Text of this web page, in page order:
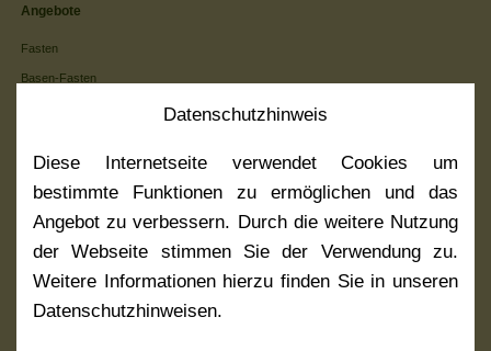
Navigation
Angebote
Fasten
Basen-Fasten
Ayurveda
Ackern und Ruhen
Kranichzeit
Sternwanderung
Datenschutz­hinweis
Diese Internetseite verwendet Cookies um
bestimmte Funktionen zu ermöglichen und das
Angebot zu verbessern. Durch die weitere Nutzung
der Webseite stimmen Sie der Verwendung zu.
Weitere Informationen hierzu finden Sie in unseren
Datenschutzhinweisen.